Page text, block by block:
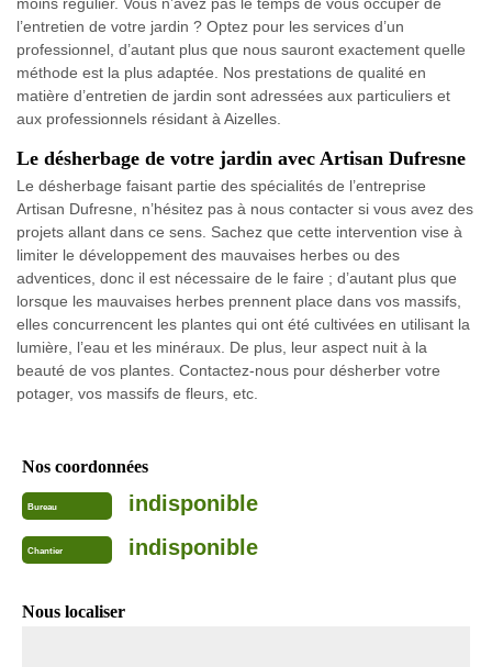
moins régulier. Vous n’avez pas le temps de vous occuper de
l’entretien de votre jardin ? Optez pour les services d’un
professionnel, d’autant plus que nous sauront exactement quelle
méthode est la plus adaptée. Nos prestations de qualité en
matière d’entretien de jardin sont adressées aux particuliers et
aux professionnels résidant à Aizelles.
Le désherbage de votre jardin avec Artisan Dufresne
Le désherbage faisant partie des spécialités de l’entreprise
Artisan Dufresne, n’hésitez pas à nous contacter si vous avez des
projets allant dans ce sens. Sachez que cette intervention vise à
limiter le développement des mauvaises herbes ou des
adventices, donc il est nécessaire de le faire ; d’autant plus que
lorsque les mauvaises herbes prennent place dans vos massifs,
elles concurrencent les plantes qui ont été cultivées en utilisant la
lumière, l’eau et les minéraux. De plus, leur aspect nuit à la
beauté de vos plantes. Contactez-nous pour désherber votre
potager, vos massifs de fleurs, etc.
Nos coordonnées
Bureau indisponible
Chantier indisponible
Nous localiser